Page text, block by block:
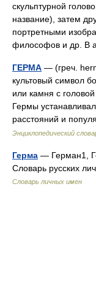
скульптурной
название), затем
портретными
философов и др. В
ГЕРМА — (греч.
культовый символ
или камня с
Гермы
расстояний и
Энциклопедический
Герма — Герман1,
Словарь русских
Словарь личных имен